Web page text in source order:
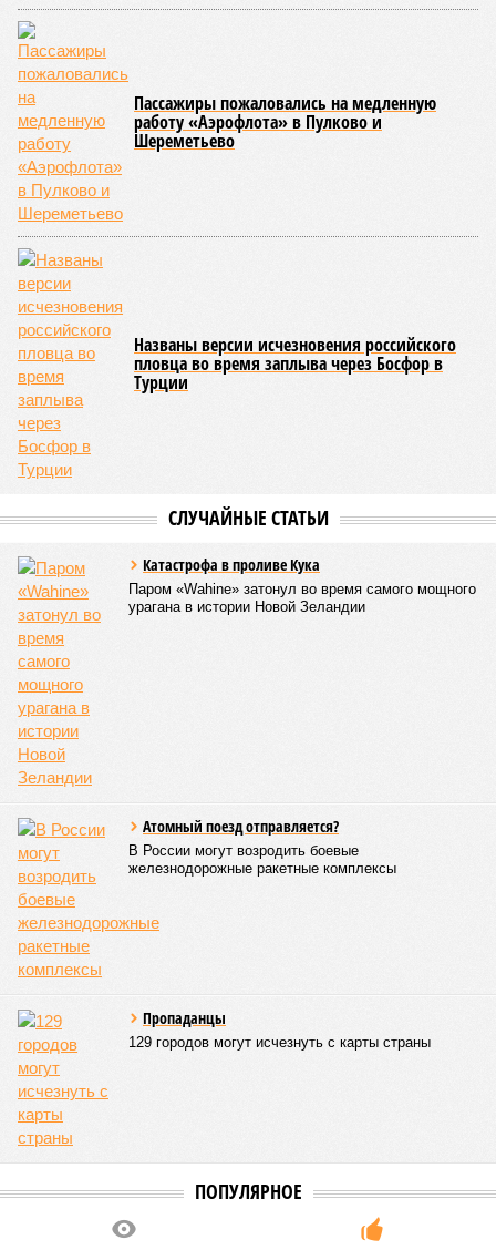
развитие местной железнодорожной инфраструктуры.
Из слов Белозёрова и приведённых фактов легко сделать
вывод о том, что ОАО «РЖД» занималось в Армении не
деловой активностью, а сугубой благотворительностью, не
инвестировало, а раздавало пожертвования, не
зарабатывало само, а давало зарабатывать другим и,
выходит, никак не гарантировало собственные интересы.
«Пока самая популярная в Армении точка зрения по
поводу будущего железных дорог рес­публики –
национализировать пути сообщения и, естественно,
ничего РЖД не компенсировать. Модернизация железных
дорог Армении за счёт России в Ереване считается
совершенно естественной»
Андрей Суздальцев.
Вот только почему для менеджмента РЖД столь же
естественным считается вкладываться в закавказскую
только
возникают
Белозёров?
Гарник Туманян, политолог
– Вероятно, в случае разрыва концессии Пашинян со
своими европейскими партнёрами могут
инициировать новый проект на территории Армении
подобно трамповскому TRIPP, где будет создана
европейская концессия для управления путями, а
доходы от эксплуатации путей будут делиться плюс-
минус в таком же соотношении, как с американцами
(74% – Вашингтону, 26% – Еревану).
Мирослава Регинская, публицист
развития событий, при котором после ухода РЖД
железные дороги Армении быстро обретут другого
спонсора. Вряд ли Пашинян стал бы провоцировать
РЖД совсем без гарантий. В сущности, это очередной
и привычный уже «слив» России бывшими союзниками.
Потерянные нами сателлиты ищут и обретают
новых хозяев, и никакая благодарность или даже
значительная выгода их в этом не могут остановить.
Юрий Баранчик, политолог
– Понятно, почему Пашинян хочет отжать актив
РЖД – в отместку за закрытие российских рынков. Ну
и вообще, чтобы ничего российского в стране не
осталось. Вместе с тем, если маленький Пашинян
отожмёт актив большой РЖД в маленькой Армении,
то о какой результативной внешней политике России
можно будет говорить в принципе?